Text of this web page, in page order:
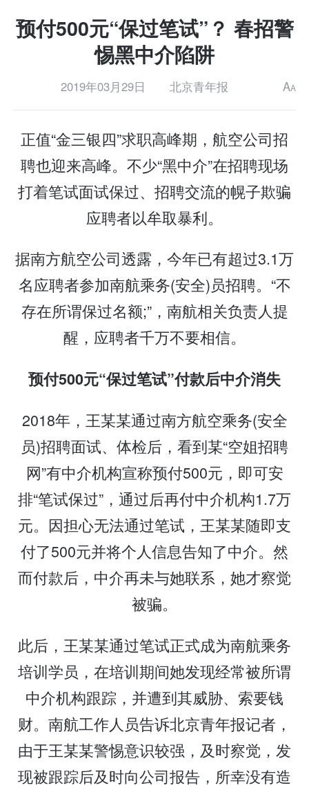
预付500元“保过笔试”？ 春招警
惕黑中介陷阱
2019年03月29日 北京青年报 AA
正值“金三银四”求职高峰期，航空公司招
聘也迎来高峰。不少“黑中介”在招聘现场
打着笔试面试保过、招聘交流的幌子欺骗
应聘者以牟取暴利。
据南方航空公司透露，今年已有超过3.1万
名应聘者参加南航乘务(安全)员招聘。“不
存在所谓保过名额;”，南航相关负责人提
醒，应聘者千万不要相信。
预付500元“保过笔试”付款后中介消失
2018年，王某某通过南方航空乘务(安全
员)招聘面试、体检后，看到某“空姐招聘
网”有中介机构宣称预付500元，即可安
排“笔试保过”，通过后再付中介机构1.7万
元。因担心无法通过笔试，王某某随即支
付了500元并将个人信息告知了中介。然
而付款后，中介再未与她联系，她才察觉
被骗。
此后，王某某通过笔试正式成为南航乘务
培训学员，在培训期间她发现经常被所谓
中介机构跟踪，并遭到其威胁、索要钱
财。南航工作人员告诉北京青年报记者，
由于王某某警惕意识较强，及时察觉，发
现被跟踪后及时向公司报告，所幸没有造